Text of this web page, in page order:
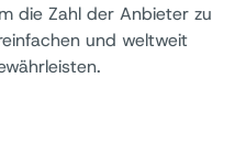
die Zahl der Anbieter zu
und weltweit